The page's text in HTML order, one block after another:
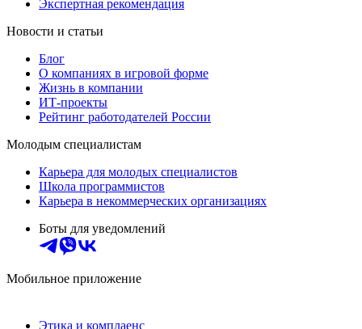
Экспертная рекомендация
Новости и статьи
Блог
О компаниях в игровой форме
Жизнь в компании
ИТ-проекты
Рейтинг работодателей России
Молодым специалистам
Карьера для молодых специалистов
Школа программистов
Карьера в некоммерческих организациях
Боты для уведомлений
Мобильное приложение
Этика и комплаенс